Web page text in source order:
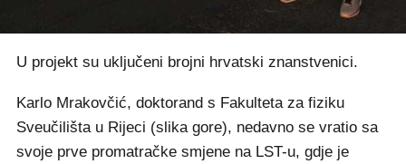
U projekt su uključeni brojni hrvatski znanstvenici.
Karlo Mrakovčić, doktorand s Fakulteta za fiziku
Sveučilišta u Rijeci (slika gore), nedavno se vratio sa
svoje prve promatračke smjene na LST-u, gdje je